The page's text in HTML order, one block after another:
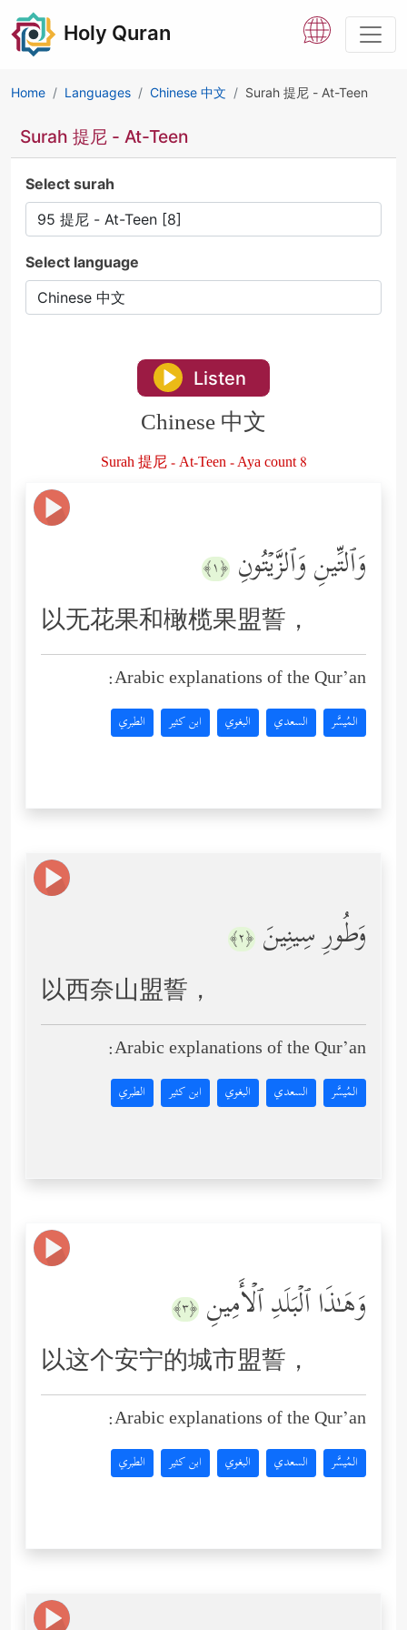
Holy Quran
Home Languages Chinese 中文 Surah 提尼 - At-Teen
Surah 提尼 - At-Teen
Select surah
Select language
Listen
Chinese 中文
Surah 提尼 - At-Teen - Aya count 8
وَٱلتِّینِ وَٱلزَّیۡتُونِ ﴿١﴾
以无花果和橄榄果盟誓，
Arabic explanations of the Qur’an:
المُيسَّر السعدي البغوي ابن كثير الطبري
وَطُورِ سِینِینَ ﴿٢﴾
以西奈山盟誓，
Arabic explanations of the Qur’an:
المُيسَّر السعدي البغوي ابن كثير الطبري
وَهَـٰذَا ٱلۡبَلَدِ ٱلۡأَمِینِ ﴿٣﴾
以这个安宁的城市盟誓，
Arabic explanations of the Qur’an:
المُيسَّر السعدي البغوي ابن كثير الطبري